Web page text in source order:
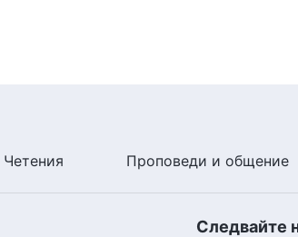
Четения Проповеди и общение
Следвайте